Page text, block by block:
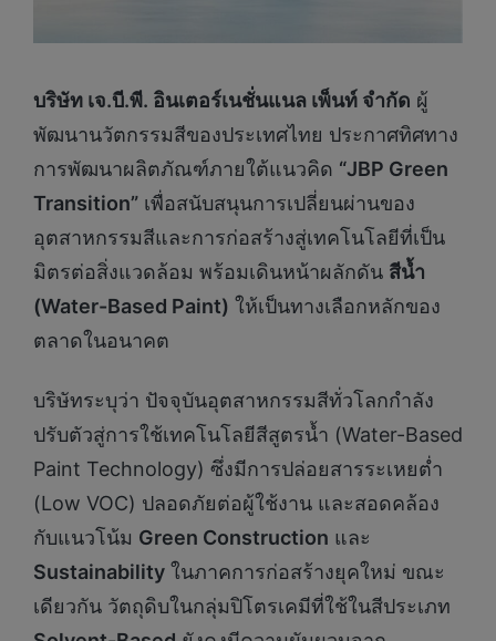
บริษัท เจ.บี.พี. อินเตอร์เนชั่นแนล เพ็นท์ จำกัด ผู้
พัฒนานวัตกรรมสีของประเทศไทย ประกาศทิศทาง
การพัฒนาผลิตภัณฑ์ภายใต้แนวคิด “JBP Green
Transition” เพื่อสนับสนุนการเปลี่ยนผ่านของ
อุตสาหกรรมสีและการก่อสร้างสู่เทคโนโลยีที่เป็น
มิตรต่อสิ่งแวดล้อม พร้อมเดินหน้าผลักดัน สีน้ำ
(Water-Based Paint) ให้เป็นทางเลือกหลักของ
ตลาดในอนาคต
บริษัทระบุว่า ปัจจุบันอุตสาหกรรมสีทั่วโลกกำลัง
ปรับตัวสู่การใช้เทคโนโลยีสีสูตรน้ำ (Water-Based
Paint Technology) ซึ่งมีการปล่อยสารระเหยต่ำ
(Low VOC) ปลอดภัยต่อผู้ใช้งาน และสอดคล้อง
กับแนวโน้ม Green Construction และ
Sustainability ในภาคการก่อสร้างยุคใหม่ ขณะ
เดียวกัน วัตถุดิบในกลุ่มปิโตรเคมีที่ใช้ในสีประเภท